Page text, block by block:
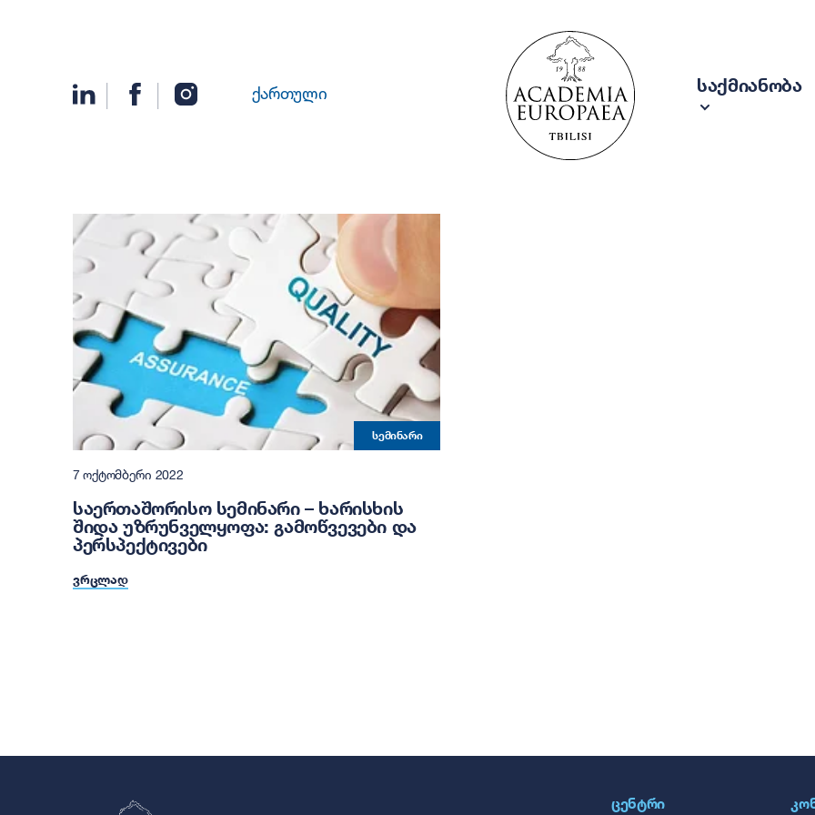
ქართული საქმიანობა
ᲡᲔᲛᲘᲜᲐᲠᲘ
7 ᲝᲥᲢᲝᲛᲑᲔᲠᲘ 2022
ᲡᲐᲔᲠᲗᲐᲨᲝᲠᲘᲡᲝ ᲡᲔᲛᲘᲜᲐᲠᲘ – ᲮᲐᲠᲘᲡᲮᲘᲡ
ᲨᲘᲓᲐ ᲣᲖᲠᲣᲜᲕᲔᲚᲧᲝᲤᲐ: ᲒᲐᲛᲝᲬᲕᲔᲕᲔᲑᲘ ᲓᲐ
ᲞᲔᲠᲡᲞᲔᲥᲢᲘᲕᲔᲑᲘ
ᲕᲠᲪᲚᲐᲓ
ᲪᲔᲜᲢᲠᲘ